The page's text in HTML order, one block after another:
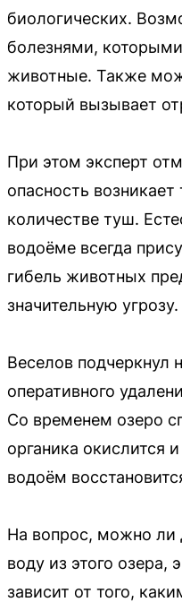
биологических.
болезнями,
животные. Также
который вызывает
При этом эксперт
опасность
количестве туш.
водоёме всегда
гибель животных
значительную угрозу.
Веселов подчеркнул
оперативного
Со временем озеро
органика окислится
водоём
На вопрос, можно ли
воду из этого озера,
зависит от того,